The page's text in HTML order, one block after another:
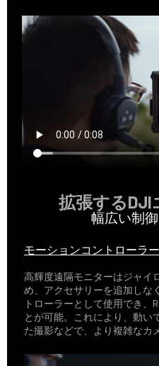
拡張する
幅広い制
モーションコントローラー
高輝度遠隔モニターはジャイ
め、アクセサリーを追加しな
トローラーとして使用でき、
とが可能。これにより、動い
た撮影などで、より複雑なカ